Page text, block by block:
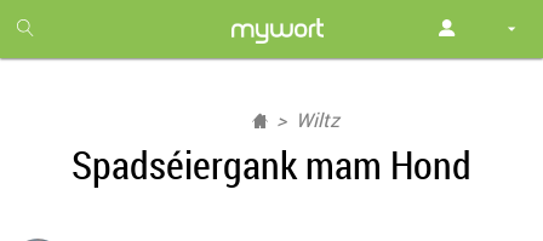
month
free
Wiltz
Spadséiergank mam Hond